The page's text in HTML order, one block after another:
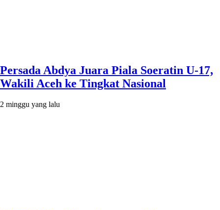
Persada Abdya Juara Piala Soeratin U-17,
Wakili Aceh ke Tingkat Nasional
2 minggu yang lalu